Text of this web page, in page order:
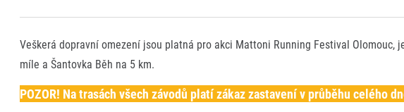
Veškerá dopravní omezení jsou platná pro akci Mattoni Running Festival
míle a Šantovka Běh na 5 km.
POZOR! Na trasách všech závodů platí zákaz zastavení v průběhu celého